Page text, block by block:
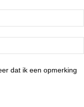
dat ik een opmerking